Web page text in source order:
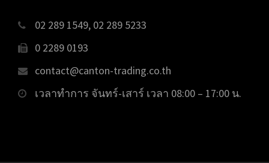
02 289 1549, 02 289 5233
0 2289 0193
contact@canton-trading.co.th
เวลาทำการ จันทร์-เสาร์ เวลา 08:00 – 17:00 น.